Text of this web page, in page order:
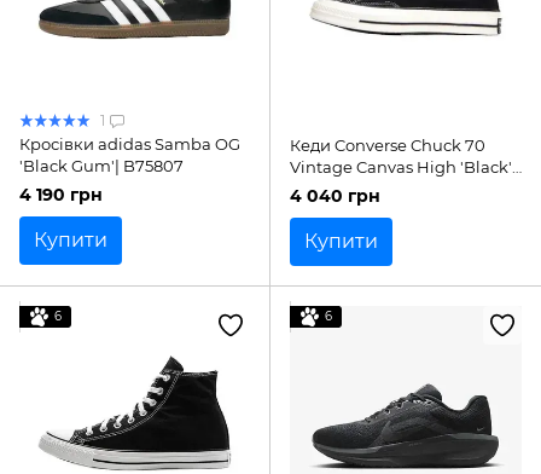
1
Кросівки adidas Samba OG
'Black Gum'| B75807
4 190 грн
Купити
Кеди Converse Chuck 70
Vintage Canvas High 'Black'|
162050C
4 040 грн
Купити
6 6